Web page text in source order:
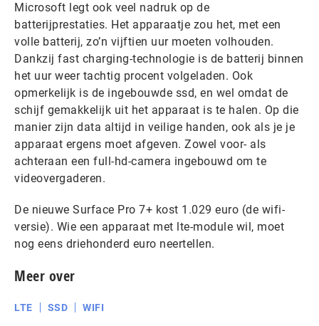
Microsoft legt ook veel nadruk op de
batterijprestaties. Het apparaatje zou het, met een
volle batterij, zo’n vijftien uur moeten volhouden.
Dankzij fast charging-technologie is de batterij binnen
het uur weer tachtig procent volgeladen. Ook
opmerkelijk is de ingebouwde ssd, en wel omdat de
schijf gemakkelijk uit het apparaat is te halen. Op die
manier zijn data altijd in veilige handen, ook als je je
apparaat ergens moet afgeven. Zowel voor- als
achteraan een full-hd-camera ingebouwd om te
videovergaderen.
De nieuwe Surface Pro 7+ kost 1.029 euro (de wifi-
versie). Wie een apparaat met lte-module wil, moet
nog eens driehonderd euro neertellen.
Meer over
LTE SSD WIFI